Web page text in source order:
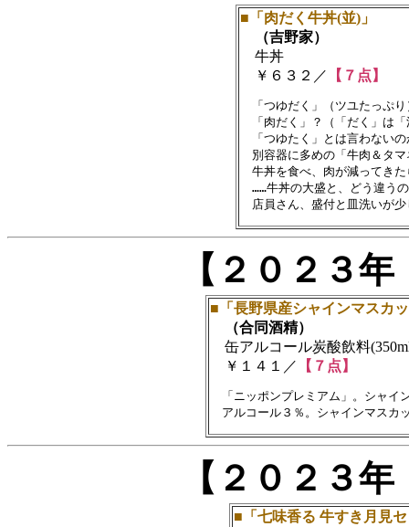
■「肉だく牛丼(並)」
（吉野家）
牛丼
￥６３２／ 【７点】
「つゆだく」（ツユたっぷ
「肉だく」？（「だく」は「
「つゆたく」とは言わないの
別容器に多めの「牛肉＆タマ
牛丼を食べ、肉が減ってきた
……牛丼の大盛と、どう違う
【２０２３
■「長野県産シャインマスカ
（合同酒精）
缶アルコール炭酸飲料
￥１４１／
【７点】
「ニッポンプレミアム」。シャイ
【２０２３
■「七味香る 牛すき月見